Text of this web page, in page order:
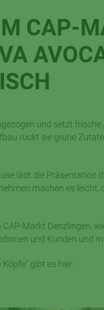
CAP-
und setzt
rückt sie grüne
lädt die Präsentation
machen es
Markt Denzlingen,
und Kunden und
gibt es hier: